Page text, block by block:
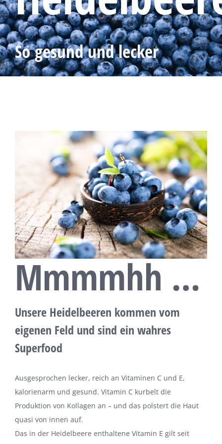
So gesund und lecker
Mmmmhh …
Unsere Heidelbeeren kommen vom
eigenen Feld und sind ein wahres
Superfood
Ausgesprochen lecker, reich an Vitaminen C und E,
kalorienarm und gesund. Vitamin C kurbelt die
Produktion von Kollagen an – und das polstert die Haut
quasi von innen auf.
Das in der Heidelbeere enthaltene Vitamin E gilt seit